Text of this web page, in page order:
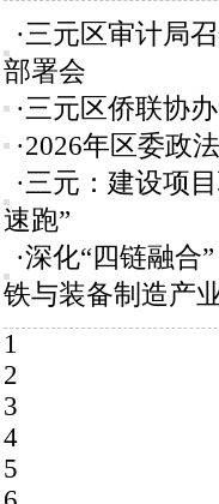
·三元区审计局
部署会
·三元区侨联协
·2026年区委政
·三元：建设项
速跑”
·深化“四链融
铁与装备制造产
1
2
3
4
5